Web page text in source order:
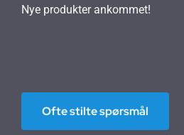
Nye produkter ankommet!
Ofte stilte spørsmål